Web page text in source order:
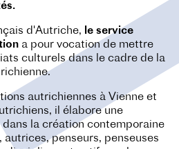
d'Autriche, le service
a pour vocation de mettre
culturels dans le cadre de la
autrichiennes à Vienne et
il élabore une
la création contemporaine
penseurs, penseuses